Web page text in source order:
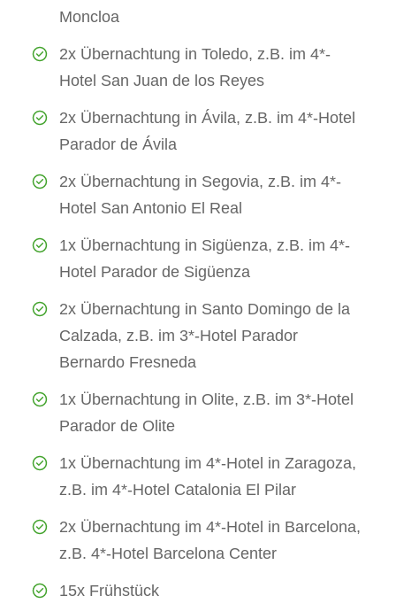
Moncloa
2x Übernachtung in Toledo, z.B. im 4*-
Hotel San Juan de los Reyes
2x Übernachtung in Ávila, z.B. im 4*-Hotel
Parador de Ávila
2x Übernachtung in Segovia, z.B. im 4*-
Hotel San Antonio El Real
1x Übernachtung in Sigüenza, z.B. im 4*-
Hotel Parador de Sigüenza
2x Übernachtung in Santo Domingo de la
Calzada, z.B. im 3*-Hotel Parador
Bernardo Fresneda
1x Übernachtung in Olite, z.B. im 3*-Hotel
Parador de Olite
1x Übernachtung im 4*-Hotel in Zaragoza,
z.B. im 4*-Hotel Catalonia El Pilar
2x Übernachtung im 4*-Hotel in Barcelona,
z.B. 4*-Hotel Barcelona Center
15x Frühstück